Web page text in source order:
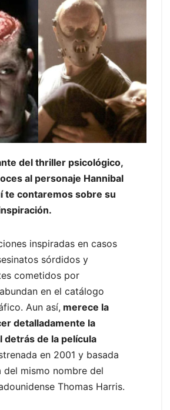
del thriller psicológico,
al personaje Hannibal
te contaremos sobre su
inspiradas en casos
sórdidos y
cometidos por
en el catálogo
Aun así, merece la
detalladamente la
detrás de la película
en 2001 y basada
del mismo nombre del
Thomas Harris.